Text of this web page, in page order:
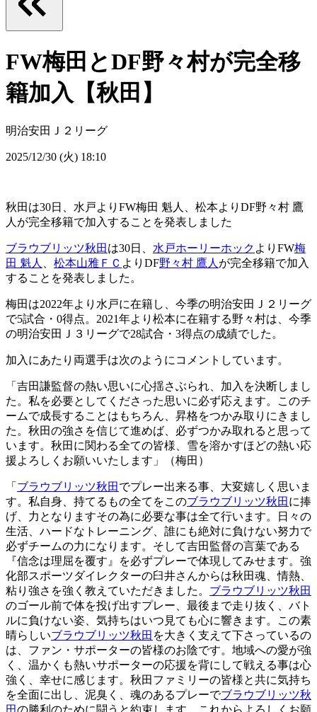
FW梅田とDF野々村が完全移
籍加入【秋田】
明治安田Ｊ２リーグ
2025/12/30 (火) 18:10
秋田は30日、水戸よりFW梅田 魁人、松本よりDF野々村 鷹
人が完全移籍で加入することを発表しました
ブラウブリッツ秋田 は30日、 水戸ホーリーホック よりFW梅
田 魁人
松本山雅ＦＣ よりDF野々村 鷹人 が完全移籍で加入
することを発表しました。
梅田は2022年より水戸に在籍し、今季の明治安田Ｊ２リーグ
で5試合・0得点。2021年より松本に在籍する野々村は、今季
の明治安田Ｊ３リーグで28試合・3得点の成績でした。
加入にあたり両選手は次のようにコメントしています。
「吉田謙監督の熱い思いに心揺さぶられ、加入を決断しまし
た。私を必要としてくださった思いに必ず応えます。このチ
ームで成長することはもちろん、昇格をつかみ取りにきまし
た。秋田の強さを信じて進めば、必ずつかみ取れると思って
います。秋田に関わる全ての皆様、雪を溶かすほどの熱い応
援よろしくお願いいたします」（梅田）
「 ブラウブリッツ秋田 でプレー出来る事、大変嬉しく思いま
す。私自身、持てるもの全てをこのブラウブリッツ秋田 に捧
げ、力となりますその為に必要な事は全て行います。日々の
生活、ハードなトレーニング、誰にも絶対に負けない努力で
必ずチームの力になります。そして吉田監督の言葉である
『信念は理屈を覆す』を必ずプレーで体現してみせます。強
化部スポーツダイレクターの臼井さんからは秋田魂、情熱、
粘り強さを強く教えていただきました。 ブラウブリッツ秋田
のゴール前で体を投げ出すプレー、最後まで走り抜く、バト
ルに負けない姿、気持ちはいつ見ても心に響きます。この素
晴らしいブラウブリッツ秋田 を大きく支えて下さっているの
は、ファン・サポーターの皆様のお陰です。地域への愛が強
く、温かくも熱いサポーターの応援を背にして戦える事は心
強く、幸せに感じます。秋田ファミリーの皆様と共に気持ち
を全面に出し、泥臭く、魂のあるプレーでブラウブリッツ秋